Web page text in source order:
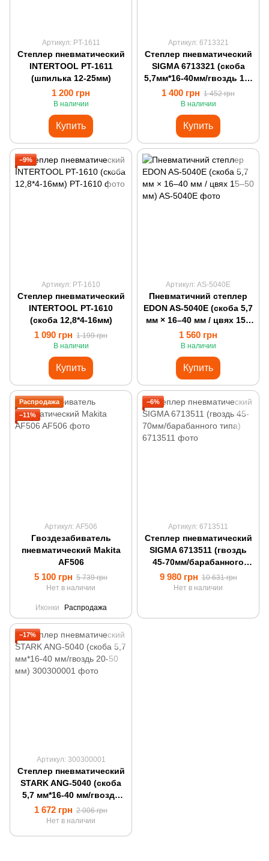
Артикул: PT-1611
Степлер пневматический
INTERTOOL PT-1611
(шпилька 12-25мм)
1 200 грн
В наличии
Купить
Артикул: 6713321
Степлер пневматический
SIGMA 6713321 (скоба
5,7мм*16-40мм/гвоздь 10-
50мм)
1 400 грн 1 452 грн
В наличии
Купить
−9%
Артикул: PT-1610
Степлер пневматический
INTERTOOL PT-1610
(скоба 12,8*4-16мм)
1 090 грн 1 199 грн
В наличии
Купить
Артикул: AS-5040E
Пневматичний степлер
EDON AS-5040E (скоба 5,7
мм × 16–40 мм / цвях 15–
50 мм)
1 560 грн
В наличии
Купить
Распродажа
−11%
Артикул: AF506
Гвоздезабиватель
пневматический Makita
AF506
5 100 грн 5 739 грн
Нет в наличии
Иконки Распродажа
−6%
Артикул: 6713511
Степлер пневматический
SIGMA 6713511 (гвоздь
45-70мм/барабанного
типа)
9 980 грн 10 631 грн
Нет в наличии
−17%
Артикул: 300300001
Степлер пневматический
STARK ANG-5040 (скоба
5,7 мм*16-40 мм/гвоздь
20-50 мм)
1 672 грн 2 006 грн
Нет в наличии